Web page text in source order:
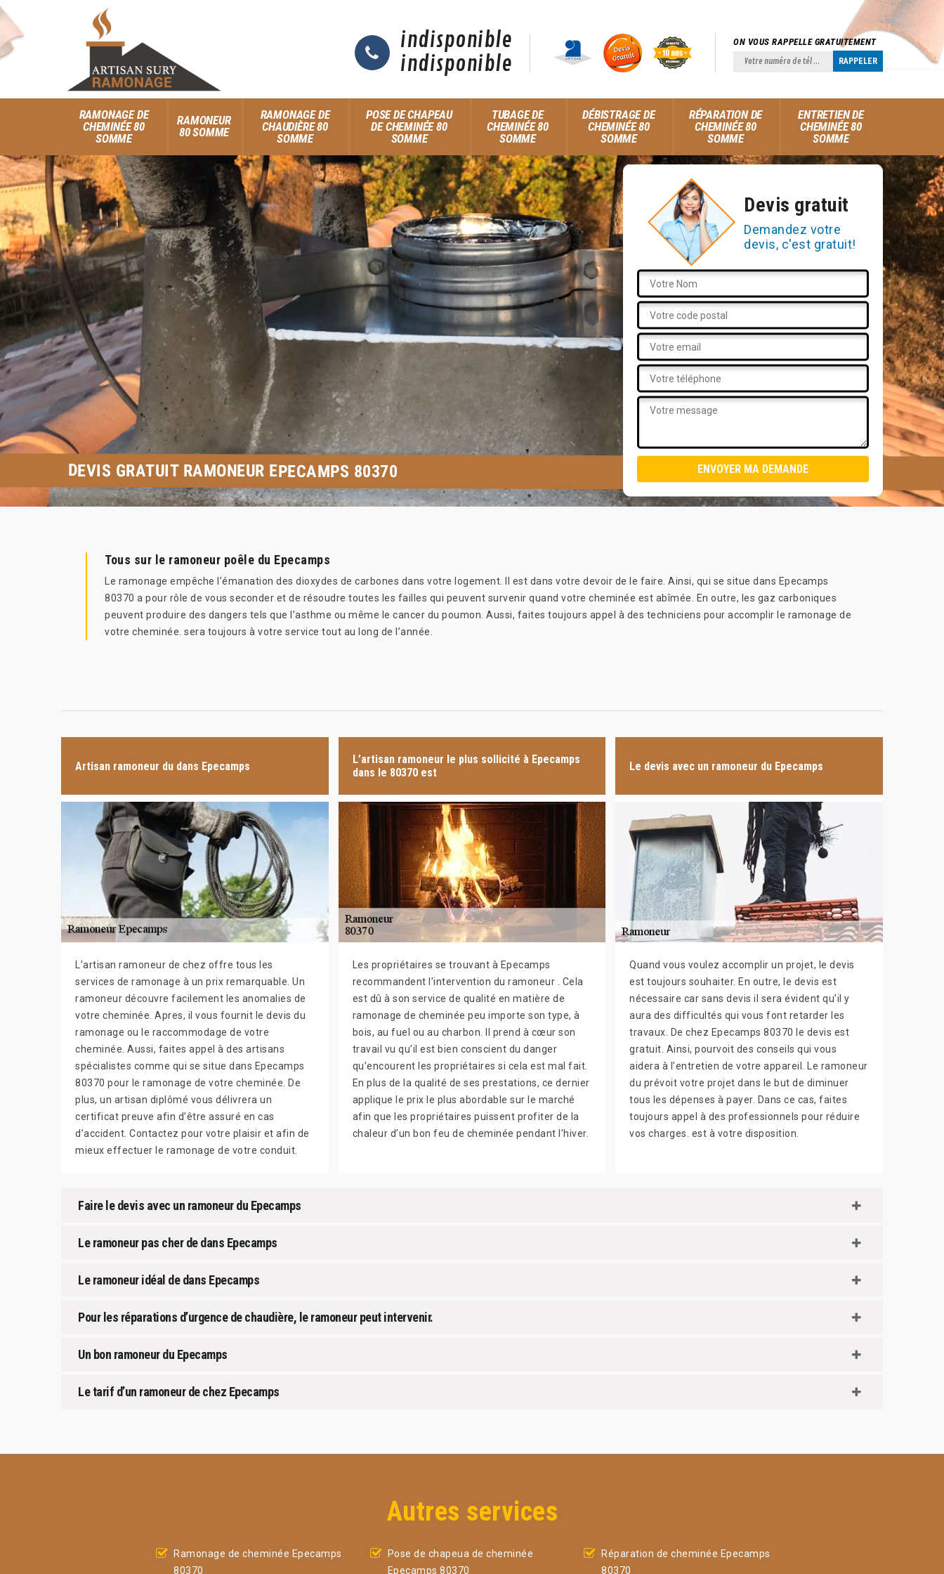
indisponible
indisponible
ON VOUS RAPPELLE GRATUITEMENT
RAMONAGE DE
CHEMINÉE 80
SOMME
RAMONEUR
80 SOMME
RAMONAGE DE
CHAUDIÈRE 80
SOMME
POSE DE CHAPEAU
DE CHEMINÉE 80
SOMME
TUBAGE DE
CHEMINÉE 80
SOMME
DÉBISTRAGE DE
CHEMINÉE 80
SOMME
RÉPARATION DE
CHEMINÉE 80
SOMME
ENTRETIEN DE
CHEMINÉE 80
SOMME
Devis gratuit
Demandez votre
devis, c'est gratuit!
DEVIS GRATUIT RAMONEUR EPECAMPS 80370
Tous sur le ramoneur poêle du Epecamps
Le ramonage empêche l’émanation des dioxydes de carbones dans votre logement. Il est dans votre devoir de le faire. Ainsi, qui se situe dans Epecamps
80370 a pour rôle de vous seconder et de résoudre toutes les failles qui peuvent survenir quand votre cheminée est abîmée. En outre, les gaz carboniques
peuvent produire des dangers tels que l’asthme ou même le cancer du poumon. Aussi, faites toujours appel à des techniciens pour accomplir le ramonage de
votre cheminée. sera toujours à votre service tout au long de l’année.
Artisan ramoneur du dans Epecamps
L’artisan ramoneur de chez offre tous les
services de ramonage à un prix remarquable. Un
ramoneur découvre facilement les anomalies de
votre cheminée. Apres, il vous fournit le devis du
ramonage ou le raccommodage de votre
cheminée. Aussi, faites appel à des artisans
spécialistes comme qui se situe dans Epecamps
80370 pour le ramonage de votre cheminée. De
plus, un artisan diplômé vous délivrera un
certificat preuve afin d’être assuré en cas
d’accident. Contactez pour votre plaisir et afin de
mieux effectuer le ramonage de votre conduit.
L’artisan ramoneur le plus sollicité à Epecamps
dans le 80370 est
Les propriétaires se trouvant à Epecamps
recommandent l’intervention du ramoneur . Cela
est dû à son service de qualité en matière de
ramonage de cheminée peu importe son type, à
bois, au fuel ou au charbon. Il prend à cœur son
travail vu qu’il est bien conscient du danger
qu’encourent les propriétaires si cela est mal fait.
En plus de la qualité de ses prestations, ce dernier
applique le prix le plus abordable sur le marché
afin que les propriétaires puissent profiter de la
chaleur d’un bon feu de cheminée pendant l’hiver.
Le devis avec un ramoneur du Epecamps
Quand vous voulez accomplir un projet, le devis
est toujours souhaiter. En outre, le devis est
nécessaire car sans devis il sera évident qu’il y
aura des difficultés qui vous font retarder les
travaux. De chez Epecamps 80370 le devis est
gratuit. Ainsi, pourvoit des conseils qui vous
aidera à l’entretien de votre appareil. Le ramoneur
du prévoit votre projet dans le but de diminuer
tous les dépenses à payer. Dans ce cas, faites
toujours appel à des professionnels pour réduire
vos charges. est à votre disposition.
Faire le devis avec un ramoneur du Epecamps
Le ramoneur pas cher de dans Epecamps
Le ramoneur idéal de dans Epecamps
Pour les réparations d’urgence de chaudière, le ramoneur peut intervenir.
Un bon ramoneur du Epecamps
Le tarif d’un ramoneur de chez Epecamps
Autres services
Ramonage de cheminée Epecamps
80370
Pose de chapeua de cheminée
Epecamps 80370
Réparation de cheminée Epecamps
80370